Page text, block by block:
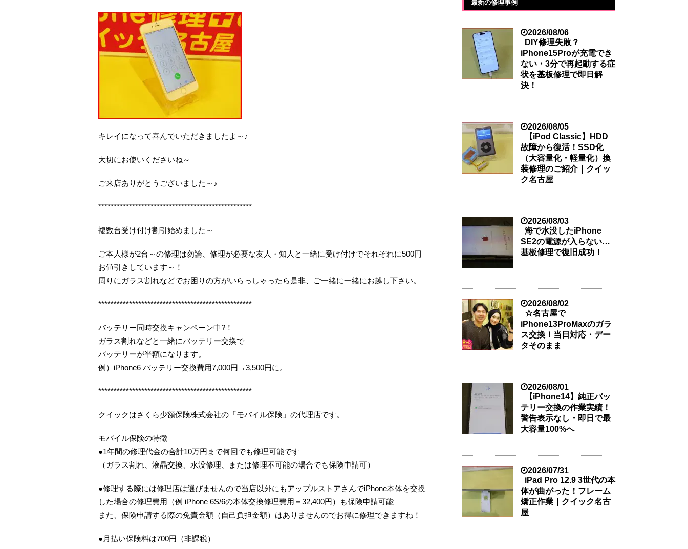
キレイになって喜んでいただきましたよ～♪
大切にお使いくださいね～
ご来店ありがとうございました～♪
**************************************************
複数台受け付け割引始めました～
ご本人様が2台～の修理は勿論、修理が必要な友人・知人と一緒に受け付けでそれぞれに500円
お値引きしています～！
周りにガラス割れなどでお困りの方がいらっしゃったら是非、ご一緒に一緒にお越し下さい。
**************************************************
バッテリー同時交換キャンペーン中?！
ガラス割れなどと一緒にバッテリー交換で
バッテリーが半額になります。
例）iPhone6 バッテリー交換費用7,000円→3,500円に。
**************************************************
クイックはさくら少額保険株式会社の「モバイル保険」の代理店です。
モバイル保険の特徴
●1年間の修理代金の合計10万円まで何回でも修理可能です
（ガラス割れ、液晶交換、水没修理、または修理不可能の場合でも保険申請可）
●修理する際には修理店は選びませんので当店以外にもアップルストアさんでiPhone本体を交換
した場合の修理費用（例 iPhone 6S/6の本体交換修理費用＝32,400円）も保険申請可能
また、保険申請する際の免責金額（自己負担金額）はありませんのでお得に修理できますね！
●月払い保険料は700円（非課税）
最新の修理事例
2026/08/06
DIY修理失敗？
iPhone15Proが充電でき
ない・3分で再起動する症
状を基板修理で即日解
決！
2026/08/05
【iPod Classic】HDD
故障から復活！SSD化
（大容量化・軽量化）換
装修理のご紹介｜クイッ
ク名古屋
2026/08/03
海で水没したiPhone
SE2の電源が入らない…
基板修理で復旧成功！
2026/08/02
☆名古屋で
iPhone13ProMaxのガラ
ス交換！当日対応・デー
タそのまま
2026/08/01
【iPhone14】純正バッ
テリー交換の作業実績！
警告表示なし・即日で最
大容量100%へ
2026/07/31
iPad Pro 12.9 3世代の本
体が曲がった！フレーム
矯正作業｜クイック名古
屋